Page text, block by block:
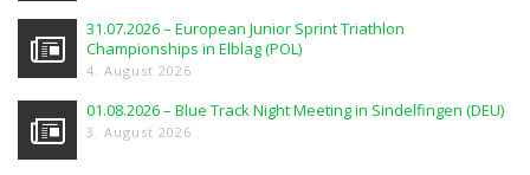
31.07.2026 – European Junior Sprint Triathlon
Championships in Elblag (POL)
4. August 2026
01.08.2026 – Blue Track Night Meeting in Sindelfingen (DEU)
3. August 2026